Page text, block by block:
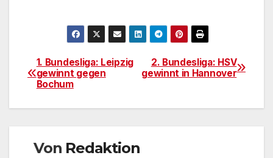
Beitragsnavigation
2. Bundesliga: HSV
gewinnt in Hannover
1. Bundesliga: Leipzig
gewinnt gegen
Bochum
Von Redaktion